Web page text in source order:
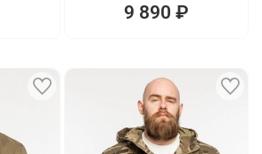
9 890 ₽